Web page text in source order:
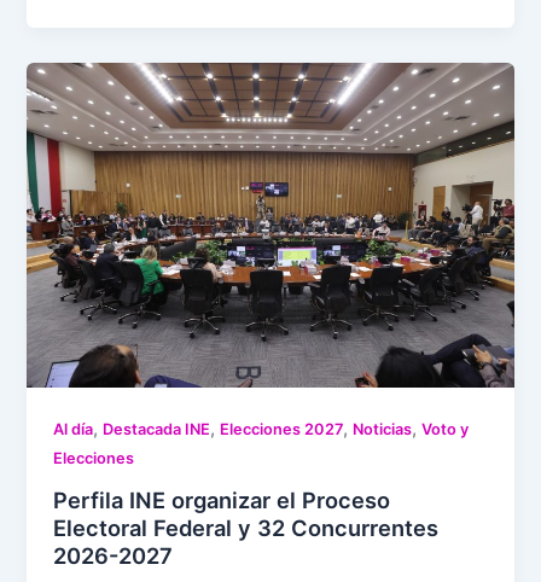
Al día, Destacada INE, Elecciones 2027, Noticias,Voto y
Elecciones
Perfila INE organizar el Proceso
Electoral Federal y 32 Concurrentes
2026-2027